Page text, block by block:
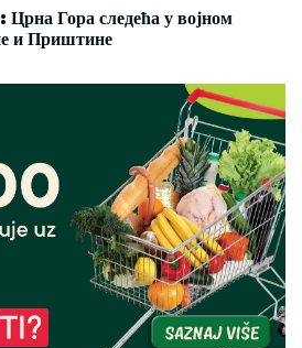
Гора следећа у војном
и Приштине